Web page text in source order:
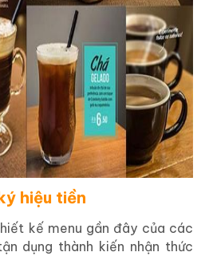
hiệu tiền
kế menu gần đây của các
dụng thành kiến nhận thức